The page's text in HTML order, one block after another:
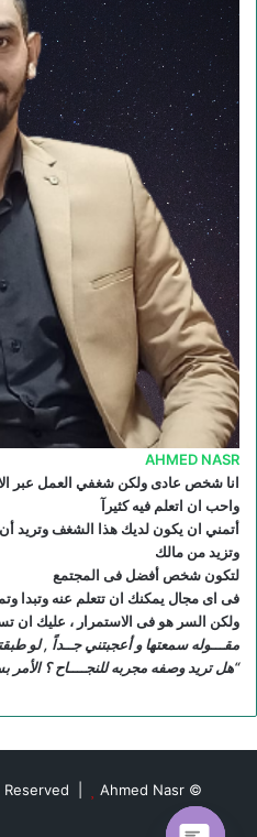
و
ك
ر
AHMED NASR
انا شخص عادى ولكن شغفي العمل عبر
واحب ان اتعلم فيه كثيرآ
أتمني ان يكون لديك هذا الشغف وتريد
وتزيد من مالك
لتكون شخص أفضل فى المجتمع
فى اى مجال يمكنك ان تتعلم عنه وتبدا
ولكن السر هو فى الاستمرار ، عليك ان
مقـــوله سمعتها و أعجبتني جــداً , لو
“هل تريد وصفه مجربه للنجــــاح ؟ الأمر
© Copyright 2026, All Rights Reserved |
Ahmed Nasr